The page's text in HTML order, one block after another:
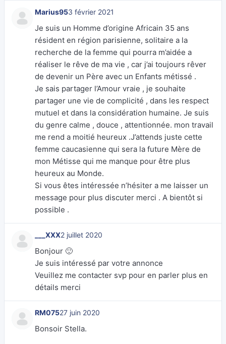
Marius953 février 2021
Je suis un Homme d’origine Africain 35 ans
résident en région parisienne, solitaire a la
recherche de la femme qui pourra m’aidée a
réaliser le rêve de ma vie , car j’ai toujours rêver
de devenir un Père avec un Enfants métissé .
Je sais partager l’Amour vraie , je souhaite
partager une vie de complicité , dans les respect
mutuel et dans la considération humaine. Je suis
du genre calme , douce , attentionnée. mon travail
me rend a moitié heureux .J’attends juste cette
femme caucasienne qui sera la future Mère de
mon Métisse qui me manque pour être plus
heureux au Monde.
Si vous êtes intéressée n’hésiter a me laisser un
message pour plus discuter merci . A bientôt si
possible .
___XXX2 juillet 2020
Bonjour 🙂
Je suis intéressé par votre annonce
Veuillez me contacter svp pour en parler plus en
détails merci
RM07527 juin 2020
Bonsoir Stella.